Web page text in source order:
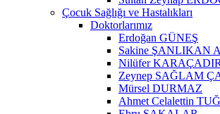
Çocuk Sağlığı ve Hastalıkları
Doktorlarımız
Erdoğan GÜNEŞ
Sakine ŞANLIKAN
Nilüfer KARAÇADIR
Zeynep SAĞLAM
Mürsel DURMAZ
Ahmet Celalettin TUĞ